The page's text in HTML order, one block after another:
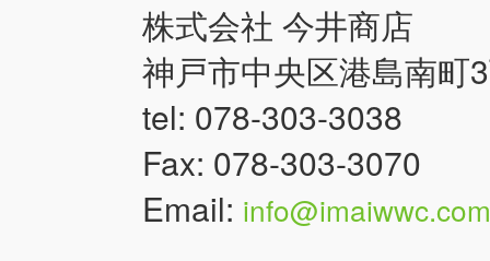
株式会社 今井商店
神戸市中央区港島南町
tel: 078-303-3038
Fax: 078-303-3070
Email: info@imaiwwc.com